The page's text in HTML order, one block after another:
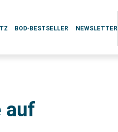
BOD-BESTSELLER NEWSLETTER
auf